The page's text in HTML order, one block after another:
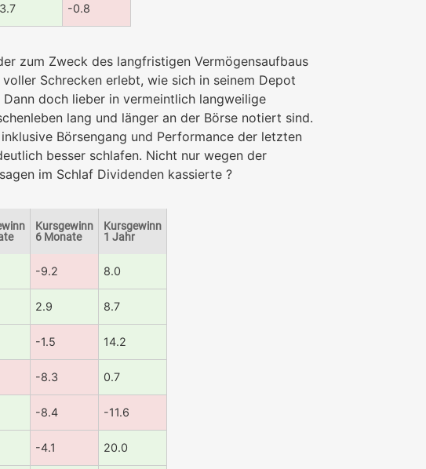
3.7 -0.8
zum Zweck des langfristigen Vermögensaufbaus
Schrecken erlebt, wie sich in seinem Depot
doch lieber in vermeintlich langweilige
lang und länger an der Börse notiert sind.
Börsengang und Performance der letzten
besser schlafen. Nicht nur wegen der
im Schlaf Dividenden kassierte ?
Kursgewinn
6 Monate
Kursgewinn
1 Jahr
-9.2 8.0
2.9 8.7
-1.5 14.2
-8.3 0.7
-8.4 -11.6
-4.1 20.0